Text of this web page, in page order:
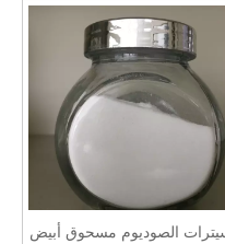
الصوديوم مسحوق أبيض